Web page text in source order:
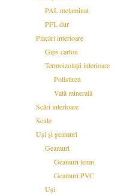
PAL melaminat
PFL dur
Placări interioare
Gips carton
Termoizolații interioare
Polistiren
Vată minerală
Scări interioare
Scule
Uși și geamuri
Geamuri
Geamuri lemn
Geamuri PVC
Uși